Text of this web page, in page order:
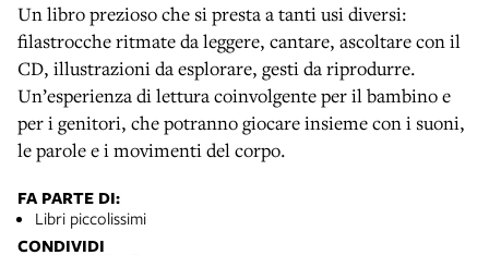
Un libro prezioso che si presta a tanti usi diversi:
filastrocche ritmate da leggere, cantare, ascoltare con il
CD, illustrazioni da esplorare, gesti da riprodurre.
Un’esperienza di lettura coinvolgente per il bambino e
per i genitori, che potranno giocare insieme con i suoni,
le parole e i movimenti del corpo.
FA PARTE DI:
Libri piccolissimi
CONDIVIDI